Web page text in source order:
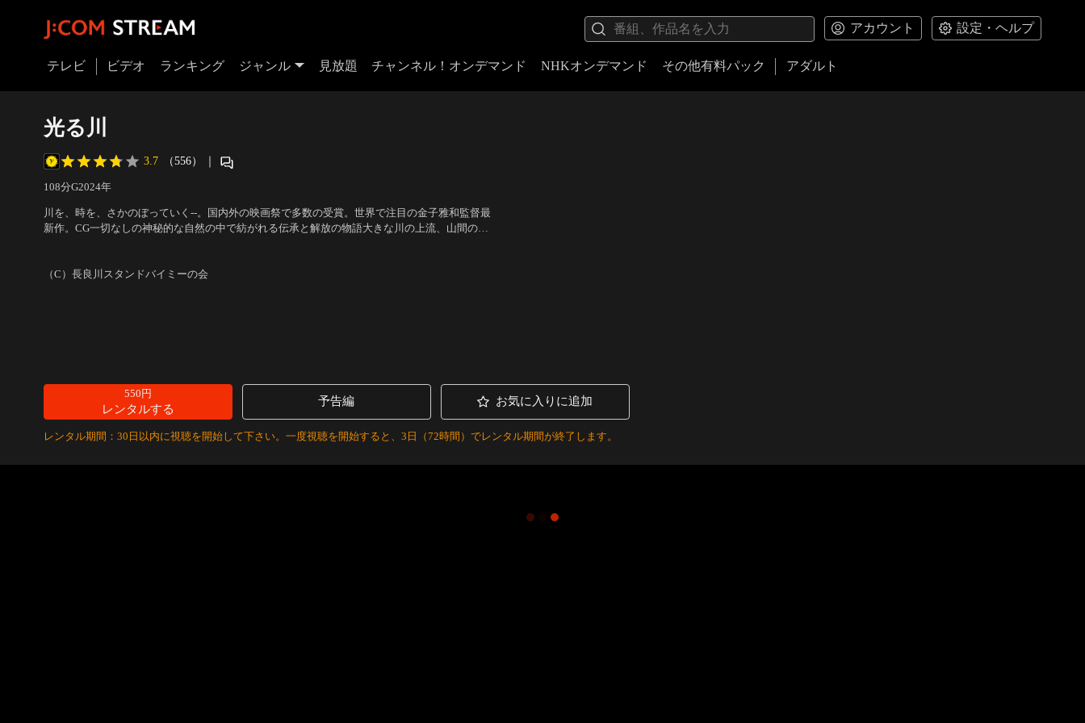
アカウント 設定・ヘルプ
テレビ ビデオ ランキング ジャンル 見放題 チャンネル！オンデマンド NHKオンデマンド その他有料パック アダルト
光る川
3.7 （556） ｜
108分G2024年
川を、時を、さかのぼっていく--。国内外の映画祭で多数の受賞。世界で注目の金子雅和監督最
新作。CG一切なしの神秘的な自然の中で紡がれる伝承と解放の物語大きな川の上流、山間の集
（C）長良川スタンドバイミーの会
550円
レンタルする
予告編 お気に入りに追加
レンタル期間：30日以内に視聴を開始して下さい。一度視聴を開始すると、3日（72時間）でレンタル期間が終了します。